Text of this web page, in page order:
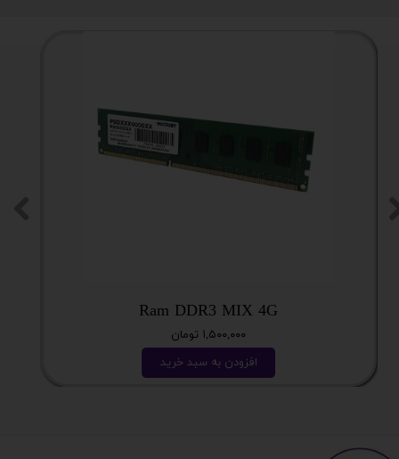
Ram DDR3 MIX 4G
۱,۵۰۰,۰۰۰ تومان
افزودن به سبد خرید